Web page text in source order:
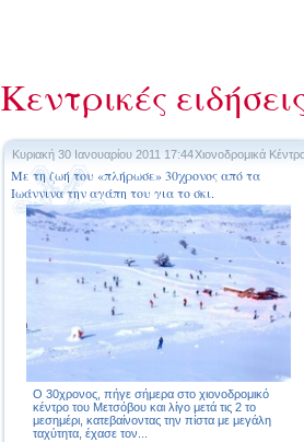
Κεντρικές
Κυριακή 30 Ιανουαρίου 2011 17:44Χιονοδρομικά
Με τη ζωή του «πλήρωσε» 30χρονος από τα
Ιωάννινα την αγάπη του για το σκι.
Ο 30χρονος, πήγε σήμερα στο χιονοδρομικό
κέντρο του Μετσόβου και λίγο μετά τις 2 το
μεσημέρι, κατεβαίνοντας την πίστα με μεγάλη
ταχύτητα, έχασε τον...